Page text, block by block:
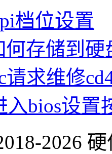
档位设置
何存储到硬
请求维修
入bios设置
2026